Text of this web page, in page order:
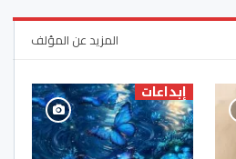
المزيد عن المؤلف
إبداعات